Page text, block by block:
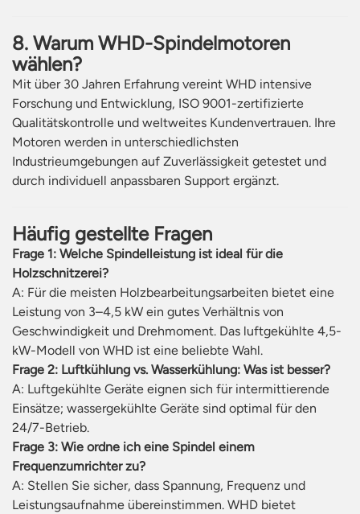
8. Warum WHD-Spindelmotoren
wählen?
Mit über 30 Jahren Erfahrung vereint WHD intensive
Forschung und Entwicklung, ISO 9001-zertifizierte
Qualitätskontrolle und weltweites Kundenvertrauen. Ihre
Motoren werden in unterschiedlichsten
Industrieumgebungen auf Zuverlässigkeit getestet und
durch individuell anpassbaren Support ergänzt.
Häufig gestellte Fragen
Frage 1: Welche Spindelleistung ist ideal für die
Holzschnitzerei?
A: Für die meisten Holzbearbeitungsarbeiten bietet eine
Leistung von 3–4,5 kW ein gutes Verhältnis von
Geschwindigkeit und Drehmoment. Das luftgekühlte 4,5-
kW-Modell von WHD ist eine beliebte Wahl.
Frage 2: Luftkühlung vs. Wasserkühlung: Was ist besser?
A: Luftgekühlte Geräte eignen sich für intermittierende
Einsätze; wassergekühlte Geräte sind optimal für den
24/7-Betrieb.
Frage 3: Wie ordne ich eine Spindel einem
Frequenzumrichter zu?
A: Stellen Sie sicher, dass Spannung, Frequenz und
Leistungsaufnahme übereinstimmen. WHD bietet